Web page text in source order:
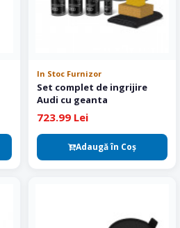
In Stoc Furnizor
Set complet de ingrijire
Audi cu geanta
723.99 Lei
Adaugă în Coş